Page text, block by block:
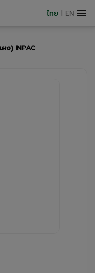
ไทย | EN
ง) INPAC